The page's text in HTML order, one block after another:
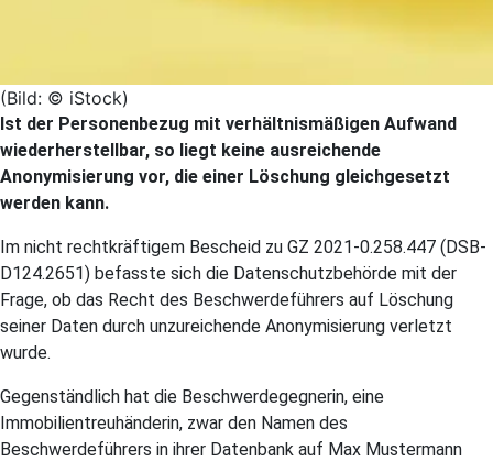
(Bild: © iStock)
Ist der Personenbezug mit verhältnismäßigen Aufwand
wiederherstellbar, so liegt keine ausreichende
Anonymisierung vor, die einer Löschung gleichgesetzt
werden kann.
Im nicht rechtkräftigem Bescheid zu GZ 2021-0.258.447 (DSB-
D124.2651) befasste sich die Datenschutzbehörde mit der
Frage, ob das Recht des Beschwerdeführers auf Löschung
seiner Daten durch unzureichende Anonymisierung verletzt
wurde.
Gegenständlich hat die Beschwerdegegnerin, eine
Immobilientreuhänderin, zwar den Namen des
Beschwerdeführers in ihrer Datenbank auf Max Mustermann